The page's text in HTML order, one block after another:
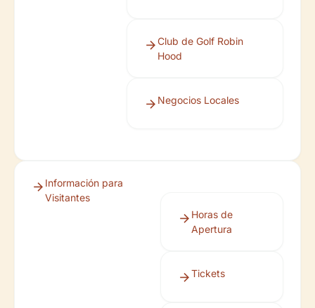
Club de Golf Robin
Hood
Negocios Locales
Información para
Visitantes
Horas de
Apertura
Tickets